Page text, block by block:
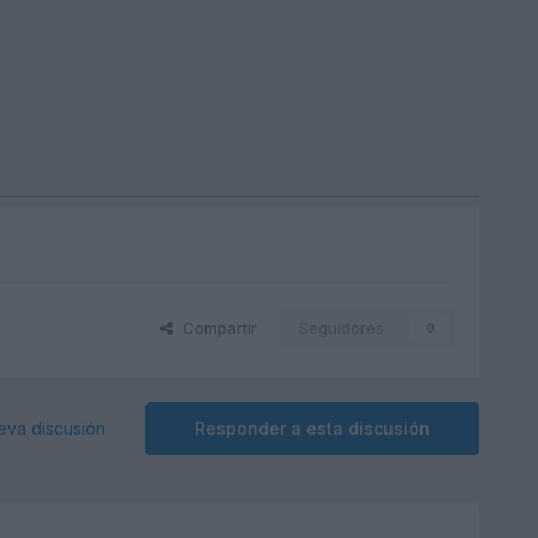
Compartir Seguidores 0
Responder a esta discusión
discusión